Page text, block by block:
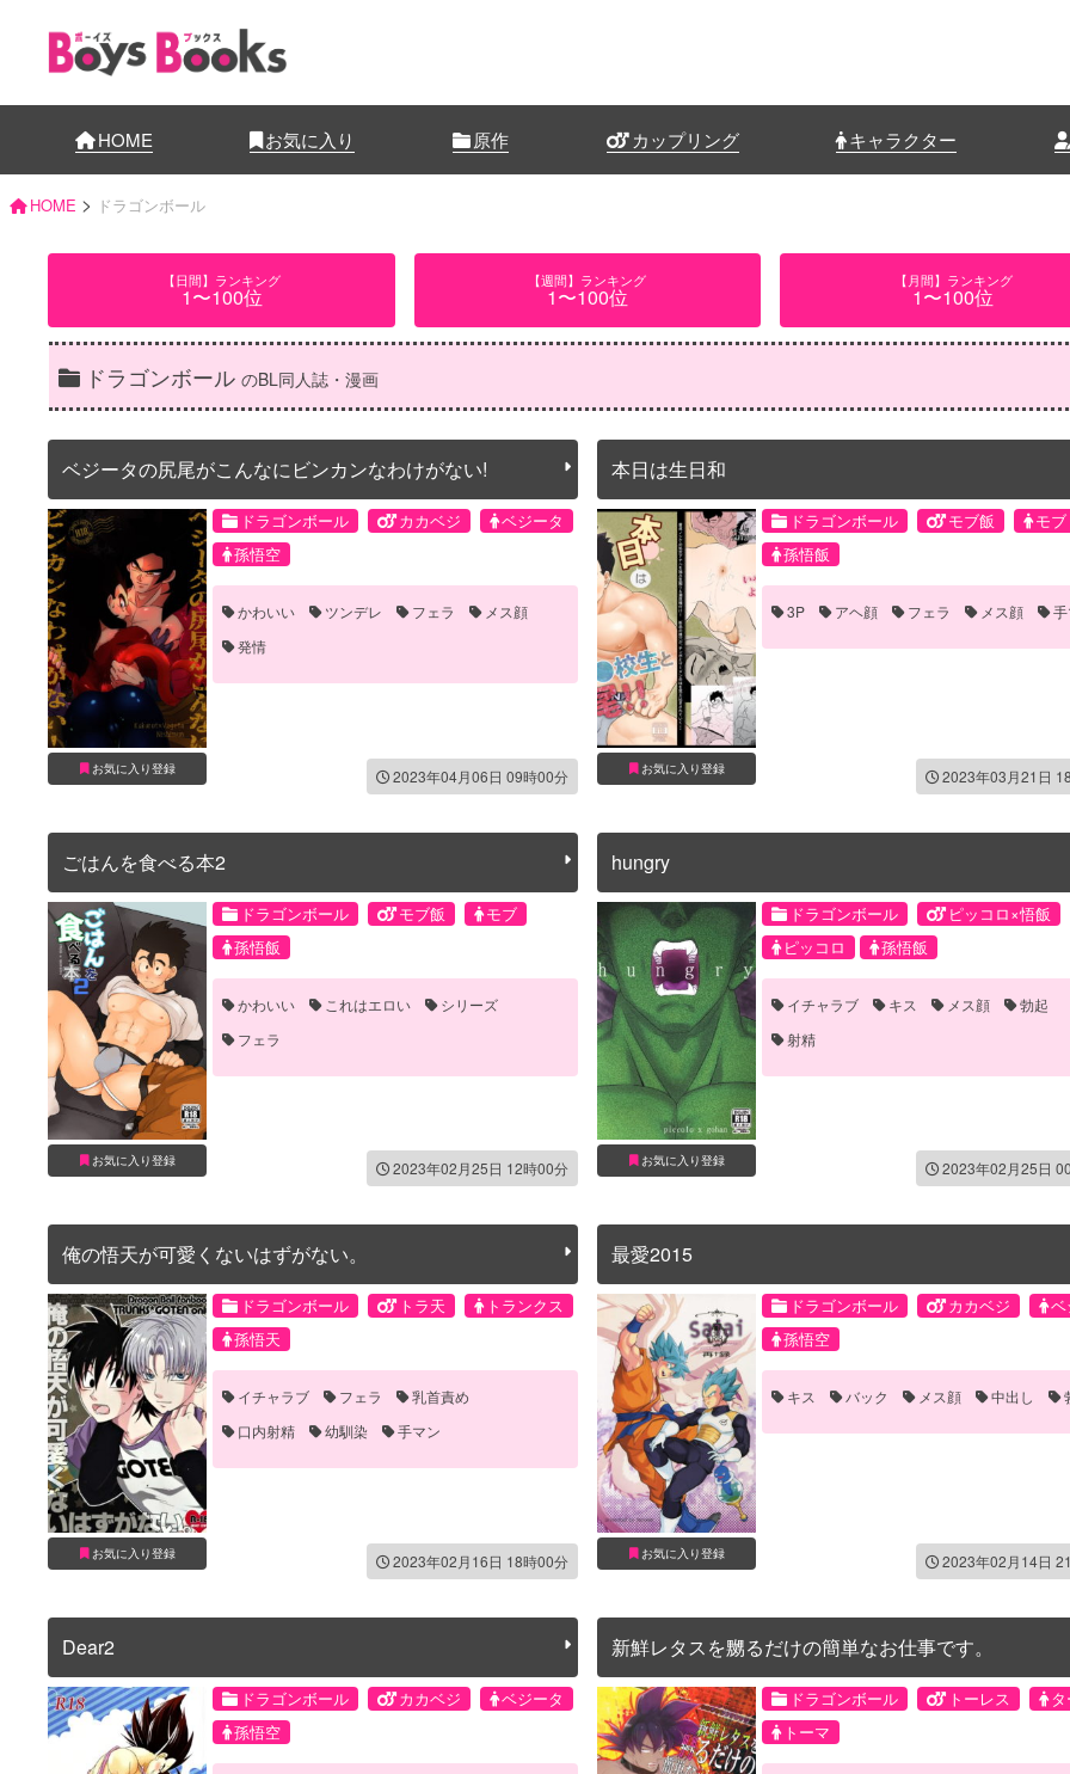
HOME お気に入り 原作 カップリング キャラクター
HOME > ドラゴンボール
【日間】ランキング
1〜100位
【週間】ランキング
1〜100位
【月間】ランキング
1〜100位
ドラゴンボールのBL同人誌・漫画
ベジータの尻尾がこんなにビンカンなわけがない!
お気に入り登録
ドラゴンボール カカベジ
ベジータ
孫悟空
かわいい ツンデレ フェラ
メス顔
発情
2023年04月06日 09時00分
本日は生日和
お気に入り登録
ドラゴンボール モブ飯
モブ
孫悟飯
3P アヘ顔 フェラ メス顔
2023年03月21日
ごはんを食べる本2
お気に入り登録
ドラゴンボール モブ飯
モブ
孫悟飯
かわいい これはエロい
シリーズ
フェラ
2023年02月25日 12時00分
hungry
お気に入り登録
ドラゴンボール
ピッコロ×悟飯
ピッコロ
孫悟飯
イチャラブ キス メス顔
勃起
射精
2023年02月25日
俺の悟天が可愛くないはずがない。
お気に入り登録
ドラゴンボール トラ天
トランクス
孫悟天
イチャラブ フェラ
乳首責め
口内射精
幼馴染 手マン
2023年02月16日 18時00分
最愛2015
お気に入り登録
ドラゴンボール カカベジ
ベ
孫悟空
キス バック メス顔 中出し
2023年02月14日
Dear2
ドラゴンボール カカベジ
ベジータ
孫悟空
新鮮レタスを嬲るだけの簡単なお仕事です。
ドラゴンボール トーレス
トーマ